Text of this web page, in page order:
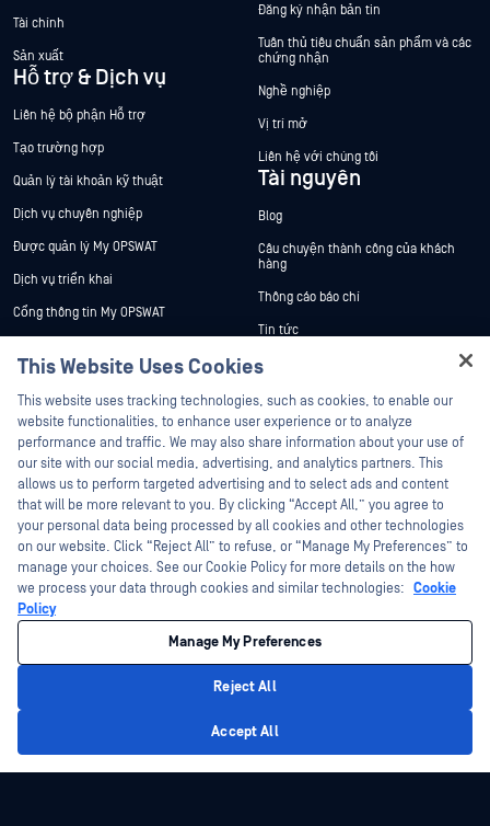
Tài chính
Sản xuất
Hỗ trợ & Dịch vụ
Liên hệ bộ phận Hỗ trợ
Tạo trường hợp
Quản lý tài khoản kỹ thuật
Dịch vụ chuyên nghiệp
Được quản lý My OPSWAT
Dịch vụ triển khai
Cổng thông tin My OPSWAT
Chương trình Xử lý Lỗ hổng Bảo mật
Đối tác
Chứng nhận
Đối tác công nghệ
Chương trình đối tác kênh phân phối
Đăng ký nhận bản tin
Tuân thủ tiêu chuẩn sản phẩm và các
chứng nhận
Nghề nghiệp
Vị trí mở
Liên hệ với chúng tôi
Tài nguyên
Blog
Câu chuyện thành công của khách
hàng
Thông cáo báo chí
Tin tức
Sự kiện
Hội thảo trên trực tuyến
Datasheets
White Papers
Công cụ miễn phí
©2026 OPSWAT Công ty TNHH. Mọi quyền được bảo lưu. OPSWAT , MetaDefender
Metascan, MetaAccess , cái OPSWAT Logo, Không tin tưởng bất kỳ tệp tin nào.
Không tin tưởng bất kỳ thiết bị nào. OPSWAT Academy Bảo vệ thế giới cơ sở hạ
tầng trọng yếu Deep CDR™ Technology, InQuest, Logo InQuest, DFI, RetroHunt, Deep
File Inspection và Join the Hunt là các nhãn hiệu thương mại của OPSWAT Các
nhãn hiệu của bên thứ ba là tài sản của chủ sở hữu tương ứng.
Quản lý tùy chọn Cookie
This Website Uses Cookies
This website uses tracking technologies, such as cookies, to enable our
website functionalities, to enhance user experience or to analyze
performance and traffic. We may also share information about your use of
our site with our social media, advertising, and analytics partners. This
allows us to perform targeted advertising and to select ads and content
that will be more relevant to you. By clicking “Accept All,” you agree to
your personal data being processed by all cookies and other technologies
on our website. Click “Reject All” to refuse, or “Manage My Preferences” to
manage your choices. See our Cookie Policy for more details on the how
we process your data through cookies and similar technologies: Cookie
Policy
Manage My Preferences
Reject All
Accept All
Hey there!
I'm Ozzy, your OPSWAT virtual assistant.
How can I help you secure what's critical
today?